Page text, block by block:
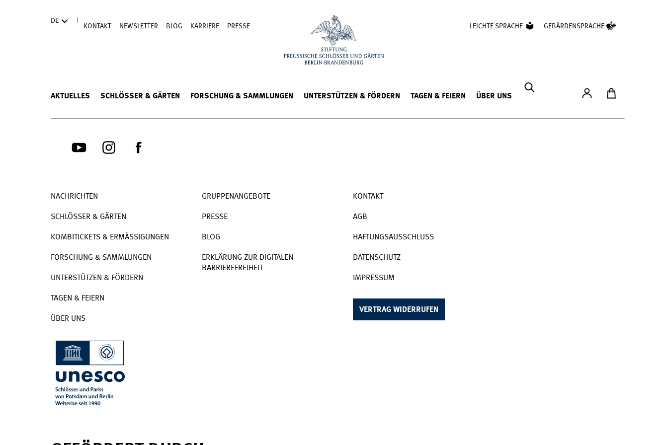
DE
KONTAKT NEWSLETTER BLOG KARRIERE PRESSE LEICHTE SPRACHE GEBÄRDENSPRACHE
AKTUELLES SCHLÖSSER & GÄRTEN FORSCHUNG & SAMMLUNGEN UNTERSTÜTZEN & FÖRDERN TAGEN & FEIERN ÜBER UNS
Konto Zum Ticketshop
NACHRICHTEN
SCHLÖSSER & GÄRTEN
KOMBITICKETS & ERMÄSSIGUNGEN
FORSCHUNG & SAMMLUNGEN
UNTERSTÜTZEN & FÖRDERN
TAGEN & FEIERN
ÜBER UNS
GRUPPENANGEBOTE
PRESSE
BLOG
ERKLÄRUNG ZUR DIGITALEN
BARRIEREFREIHEIT
KONTAKT
AGB
HAFTUNGSAUSSCHLUSS
DATENSCHUTZ
IMPRESSUM
VERTRAG WIDERRUFEN